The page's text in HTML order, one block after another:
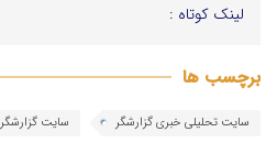
لینک کوتاه :
برچسب ها
سایت تحلیلی خبری گزارشگر سایت گزارشگر